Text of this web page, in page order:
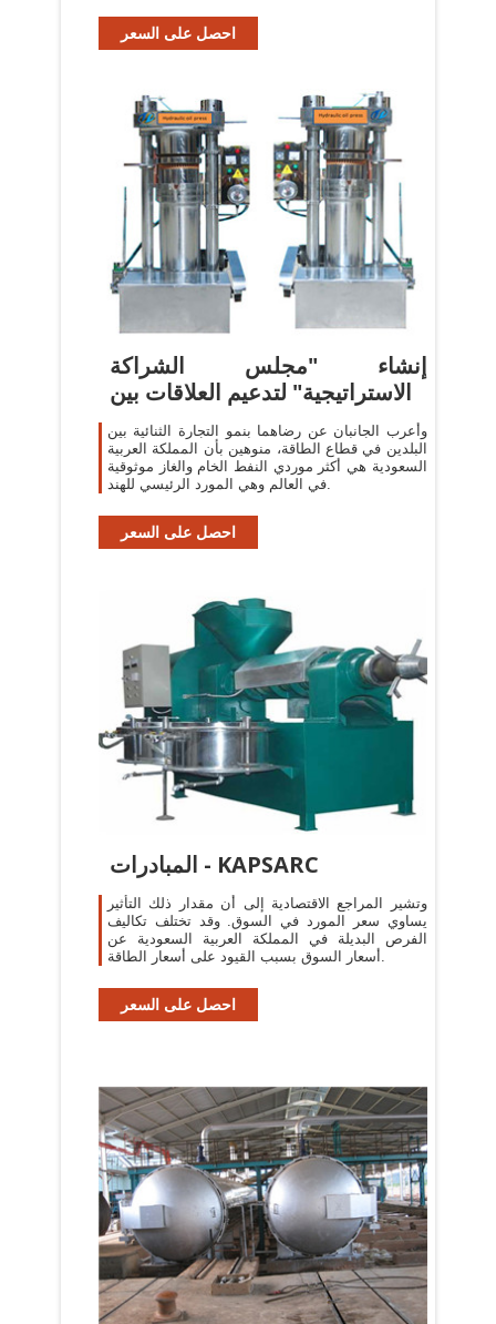
احصل على السعر
إنشاء "مجلس الشراكة
الاستراتيجية" لتدعيم العلاقات بين
وأعرب الجانبان عن رضاهما بنمو التجارة الثنائية بين
البلدين في قطاع الطاقة، منوهين بأن المملكة العربية
السعودية هي أكثر موردي النفط الخام والغاز موثوقية
في العالم وهي المورد الرئيسي للهند.
احصل على السعر
المبادرات - KAPSARC
وتشير المراجع الاقتصادية إلى أن مقدار ذلك التأثير
يساوي سعر المورد في السوق. وقد تختلف تكاليف
الفرص البديلة في المملكة العربية السعودية عن
أسعار السوق بسبب القيود على أسعار الطاقة.
احصل على السعر